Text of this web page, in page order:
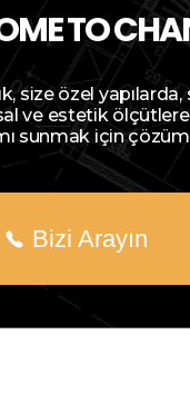
TO
size özel yapılarda,
ve estetik
sunmak için
Bizi Arayın